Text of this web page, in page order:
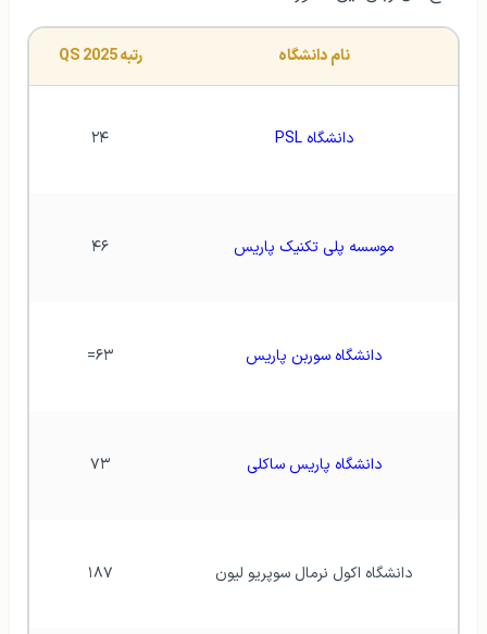
نام دانشگاه رتبه QS 2025
دانشگاه PSL ۲۴
موسسه پلی تکنیک پاریس ۴۶
دانشگاه سوربن پاریس ۶۳=
دانشگاه پاریس ساکلی ۷۳
دانشگاه اکول نرمال سوپریو لیون ۱۸۷